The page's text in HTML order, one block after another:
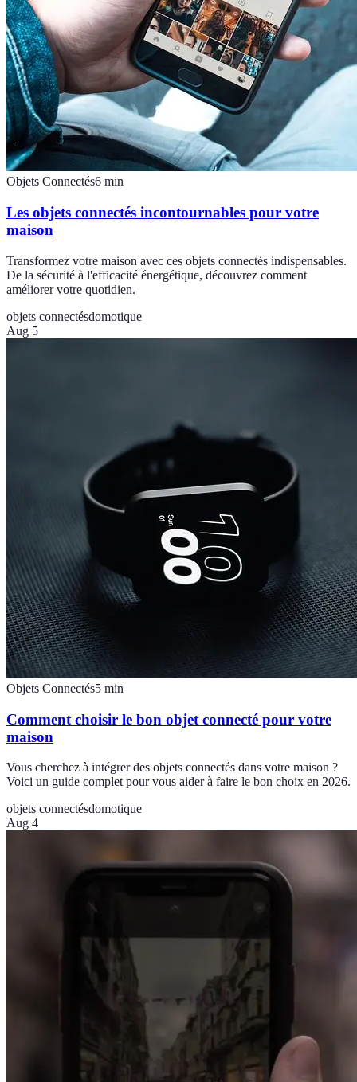
Objets Connectés6 min
Les objets connectés incontournables pour votre
maison
Transformez votre maison avec ces objets connectés indispensables.
De la sécurité à l'efficacité énergétique, découvrez comment
améliorer votre quotidien.
objets connectésdomotique
Aug 5
Objets Connectés5 min
Comment choisir le bon objet connecté pour votre
maison
Vous cherchez à intégrer des objets connectés dans votre maison ?
Voici un guide complet pour vous aider à faire le bon choix en 2026.
objets connectésdomotique
Aug 4